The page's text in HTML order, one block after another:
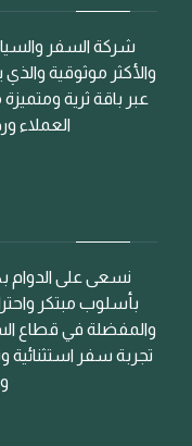
والأكثر موثوقية
عبر باقة ثرية
العملاء
نسعى على الدوام
بأسلوب مبتكر
والمفضلة في قطاع
تجربة سفر